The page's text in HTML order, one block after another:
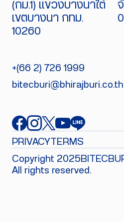
(กม.1) แขวงบางนาใต้
เขตบางนา กทม.
10260
+(66 2) 726 1999
bitecburi@bhirajburi.co.th
PRIVACYTERMS
Copyright 2025
All rights reserved.